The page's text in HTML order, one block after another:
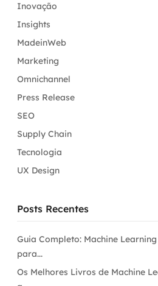
Inovação
Insights
MadeinWeb
Marketing
Omnichannel
Press Release
SEO
Supply Chain
Tecnologia
UX Design
Posts Recentes
Guia Completo: Machine
para...
Os Melhores Livros de Machine